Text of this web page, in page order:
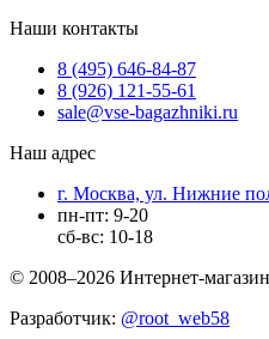
Наши контакты
8 (495) 646-84-87
8 (926) 121-55-61
sale@vse-bagazhniki.ru
Наш адрес
г. Москва, ул. Нижние
пн-пт: 9-20
сб-вс: 10-18
© 2008–2026 Интернет-
Разработчик: @root_web58